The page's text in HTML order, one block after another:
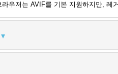
우저는 AVIF를 기본 지원하지만,